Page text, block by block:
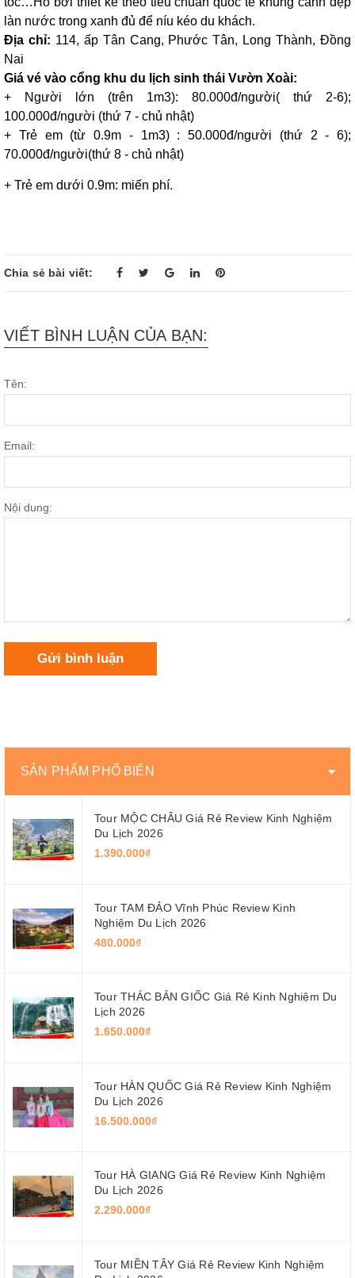
làn nước trong xanh đủ để níu kéo du khách.
Địa chỉ: 114, ấp Tân Cang, Phước Tân, Long Thành, Đồng
Nai
Giá vé vào cổng khu du lịch sinh thái Vườn Xoài:
+ Người lớn (trên 1m3): 80.000đ/người( thứ 2-6);
100.000đ/người (thứ 7 - chủ nhật)
+ Trẻ em (từ 0.9m - 1m3) : 50.000đ/người (thứ 2 - 6);
70.000đ/người(thứ 8 - chủ nhật)
+ Trẻ em dưới 0.9m: miến phí.
Chia sẻ bài viết:
VIẾT BÌNH LUẬN CỦA BẠN:
Tên:
Email:
Nội dung:
Gửi bình luận
SẢN PHẨM PHỔ BIẾN
Tour MỘC CHÂU Giá Rẻ Review Kinh Nghiệm
Du Lịch 2026
1.390.000₫
Tour TAM ĐẢO Vĩnh Phúc Review Kinh
Nghiệm Du Lịch 2026
480.000₫
Tour THÁC BẢN GIỐC Giá Rẻ Kinh Nghiệm Du
Lịch 2026
1.650.000₫
Tour HÀN QUỐC Giá Rẻ Review Kinh Nghiệm
Du Lịch 2026
16.500.000₫
Tour HÀ GIANG Giá Rẻ Review Kinh Nghiệm
Du Lịch 2026
2.290.000₫
Tour MIỀN TÂY Giá Rẻ Review Kinh Nghiệm